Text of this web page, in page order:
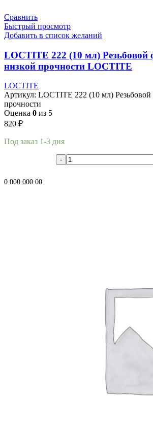
Сравнить
Быстрый просмотр
Добавить в список желаний
LOCTITE 222 (10 мл) Резьбовой
низкой прочности LOCTITE
LOCTITE
Артикул: LOCTITE 222 (10 мл) Резьбовой
прочности
Оценка 0 из 5
820 ₽
Под заказ 1-3 дня
0.000.000.00